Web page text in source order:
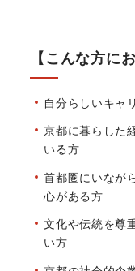
【こんな方に
自分らしいキャ
京都に暮らした
いる方
首都圏にいなが
心がある方
文化や伝統を尊
い方